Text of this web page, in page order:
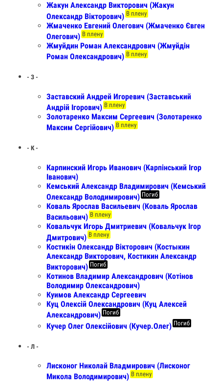
Жакун Александр Викторович (Жакун
Олександр Вікторович) В плену
Жмаченко Евгений Олегович (Жмаченко Євген
Олегович) В плену
Жмуйдин Роман Александрович (Жмуйдін
Роман Олександрович) В плену
- З -
Заставский Андрей Игоревич (Заставський
Андрій Ігорович) В плену
Золотаренко Максим Сергеевич (Золотаренко
Максим Сергійович) В плену
- К -
Карпинский Игорь Иванович (Карпінський Ігор
Іванович)
Кемський Александр Владимирович (Кемський
Олександр Володимирович) Погиб
Коваль Ярослав Васильевич (Коваль Ярослав
Васильович) В плену
Ковальчук Игорь Дмитриевич (Ковальчук Ігор
Дмитрович) В плену
Костикін Олександр Вікторович (Костыкин
Александр Викторович, Костикин Александр
Викторович) Погиб
Котинов Владимир Александрович (Котінов
Володимир Олександрович)
Куимов Александр Сергеевич
Куц Олексій Олександрович (Куц Алексей
Александрович) Погиб
Кучер Олег Олексійович (Кучер.Олег) Погиб
- Л -
Лисконог Николай Владмирович (Лисконог
Микола Володимирович) В плену